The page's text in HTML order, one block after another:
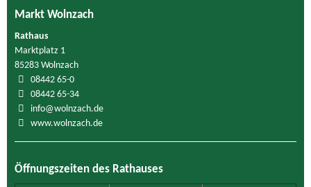
Markt Wolnzach
Rathaus
Marktplatz 1
85283 Wolnzach
08442 65-0
08442 65-34
info@wolnzach.de
www.wolnzach.de
Öffnungszeiten des Rathauses